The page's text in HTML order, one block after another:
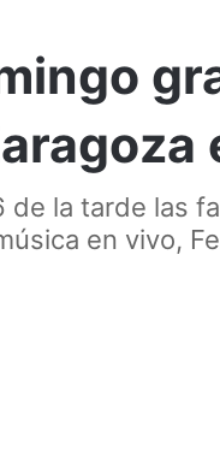
de la tarde las
en vivo,